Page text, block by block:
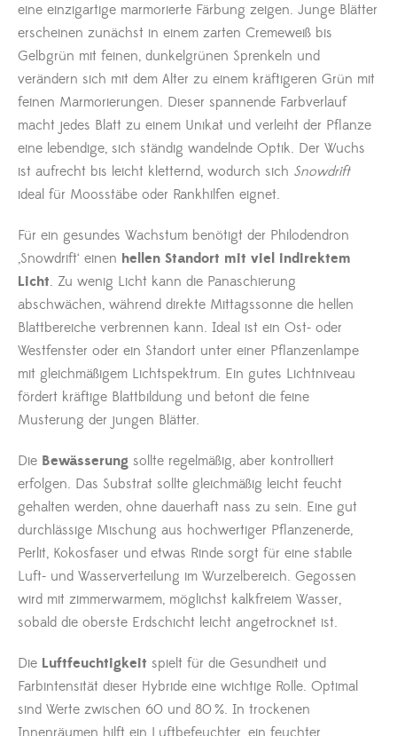
eine einzigartige marmorierte Färbung zeigen. Junge Blätter
erscheinen zunächst in einem zarten Cremeweiß bis
Gelbgrün mit feinen, dunkelgrünen Sprenkeln und
verändern sich mit dem Alter zu einem kräftigeren Grün mit
feinen Marmorierungen. Dieser spannende Farbverlauf
macht jedes Blatt zu einem Unikat und verleiht der Pflanze
eine lebendige, sich ständig wandelnde Optik. Der Wuchs
ist aufrecht bis leicht kletternd, wodurch sich Snowdrift
ideal für Moosstäbe oder Rankhilfen eignet.
Für ein gesundes Wachstum benötigt der Philodendron
‚Snowdrift‘ einen hellen Standort mit viel indirektem
Licht. Zu wenig Licht kann die Panaschierung
abschwächen, während direkte Mittagssonne die hellen
Blattbereiche verbrennen kann. Ideal ist ein Ost- oder
Westfenster oder ein Standort unter einer Pflanzenlampe
mit gleichmäßigem Lichtspektrum. Ein gutes Lichtniveau
fördert kräftige Blattbildung und betont die feine
Musterung der jungen Blätter.
Die Bewässerung sollte regelmäßig, aber kontrolliert
erfolgen. Das Substrat sollte gleichmäßig leicht feucht
gehalten werden, ohne dauerhaft nass zu sein. Eine gut
durchlässige Mischung aus hochwertiger Pflanzenerde,
Perlit, Kokosfaser und etwas Rinde sorgt für eine stabile
Luft- und Wasserverteilung im Wurzelbereich. Gegossen
wird mit zimmerwarmem, möglichst kalkfreiem Wasser,
sobald die oberste Erdschicht leicht angetrocknet ist.
Die Luftfeuchtigkeit spielt für die Gesundheit und
Farbintensität dieser Hybride eine wichtige Rolle. Optimal
sind Werte zwischen 60 und 80 %. In trockenen
Innenräumen hilft ein Luftbefeuchter, ein feuchter